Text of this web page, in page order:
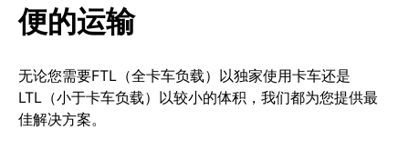
便的运输
无论您需要FTL（全卡车负载）以独家使用卡车还是
LTL（小于卡车负载）以较小的体积，我们都为您提供最
佳解决方案。